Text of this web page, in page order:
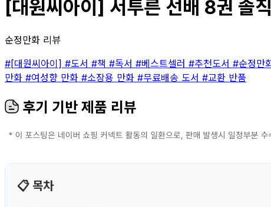
[대원씨아이] 서투른 선배 8권 솔
순정만화 리뷰
#[대원씨아이] #도서 #책 #독서 #베스트셀러 #추천도서 #순정만
만화 #여성향 만화 #소장용 만화 #무료배송 도서 #교환 반품
후기 기반 제품 리뷰
📋 목차